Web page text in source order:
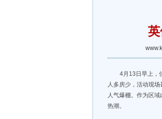
4月13日早上，
人多房少，活动现
人气爆棚。作为区
热潮。